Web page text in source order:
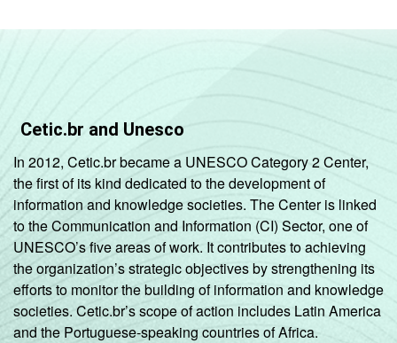
Cetic.br and Unesco
In 2012, Cetic.br became a UNESCO Category 2 Center,
the first of its kind dedicated to the development of
information and knowledge societies. The Center is linked
to the Communication and Information (CI) Sector, one of
UNESCO’s five areas of work. It contributes to achieving
the organization’s strategic objectives by strengthening its
efforts to monitor the building of information and knowledge
societies. Cetic.br’s scope of action includes Latin America
and the Portuguese-speaking countries of Africa.